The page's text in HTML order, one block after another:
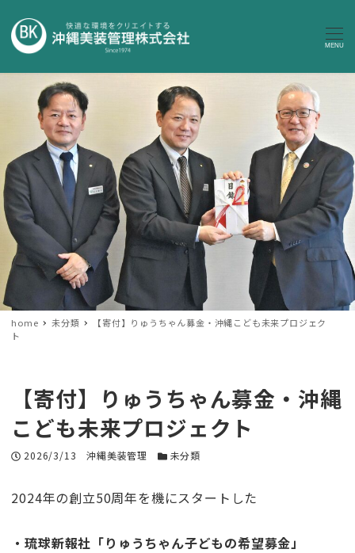
MENU
home 未分類
【寄付】りゅうちゃん募金・沖縄こども未来プロジェク
ト
【寄付】りゅうちゃん募金・沖縄
こども未来プロジェクト
投稿日
2026/3/13 著者
沖縄美装管理 カテゴリー
未分類
2024年の創立50周年を機にスタートした
・琉球新報社「りゅうちゃん子どもの希望募金」